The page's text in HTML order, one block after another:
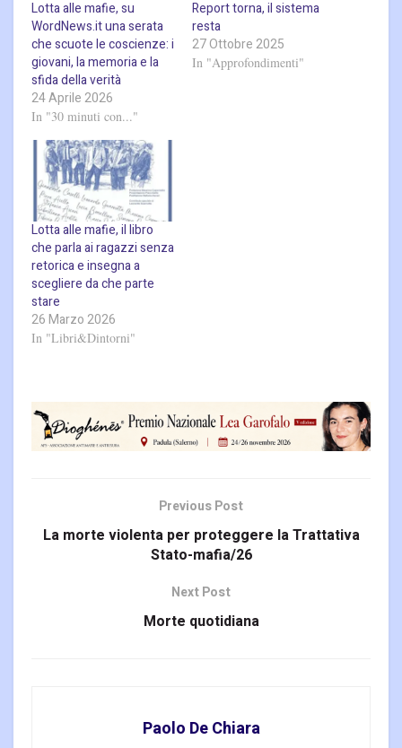
Lotta alle mafie, su
WordNews.it una serata
che scuote le coscienze: i
giovani, la memoria e la
sfida della verità
24 Aprile 2026
In "30 minuti con..."
Report torna, il sistema
resta
27 Ottobre 2025
In "Approfondimenti"
Lotta alle mafie, il libro
che parla ai ragazzi senza
retorica e insegna a
scegliere da che parte
stare
26 Marzo 2026
In "Libri&Dintorni"
Previous Post
La morte violenta per proteggere la Trattativa
Stato-mafia/26
Next Post
Morte quotidiana
Paolo De Chiara